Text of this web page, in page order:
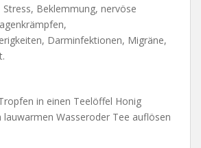
Beklemmung, nervöse
Darminfektionen, Migräne,
in einen Teelöffel Honig
lauwarmen Wasseroder Tee auflösen